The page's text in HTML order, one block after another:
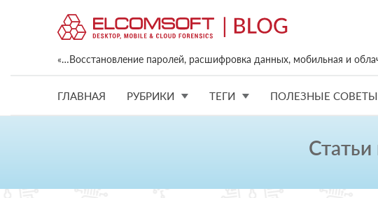
«…Восстановление паролей, расшифровка данных, мобильная и
ГЛАВНАЯ РУБРИКИ ТЕГИ ПОЛЕЗНЫЕ СОВЕТЫ